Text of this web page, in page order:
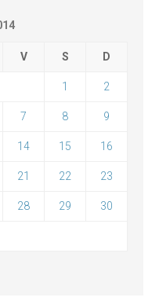
V S D
1 2
7 8 9
14 15 16
21 22 23
28 29 30